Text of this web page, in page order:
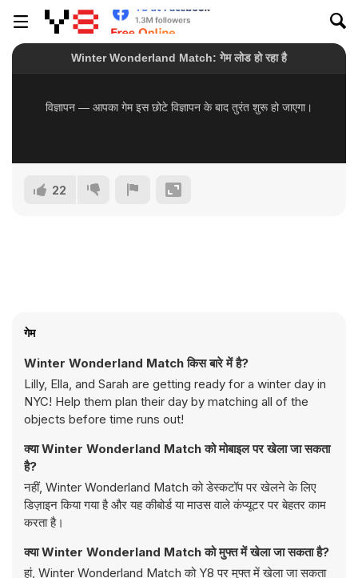
22
गेम
Winter Wonderland Match किस बारे में है?
Lilly, Ella, and Sarah are getting ready for a winter day in
NYC! Help them plan their day by matching all of the
objects before time runs out!
क्या Winter Wonderland Match को मोबाइल पर खेला जा सकता
है?
नहीं, Winter Wonderland Match को डेस्कटॉप पर खेलने के लिए
डिज़ाइन किया गया है और यह कीबोर्ड या माउस वाले कंप्यूटर पर बेहतर काम
करता है।
क्या Winter Wonderland Match को मुफ्त में खेला जा सकता है?
हां, Winter Wonderland Match को Y8 पर मुफ्त में खेला जा सकता